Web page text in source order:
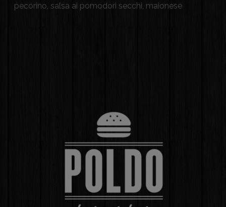
pecorino, salsa ai pomodori secchi, maionese